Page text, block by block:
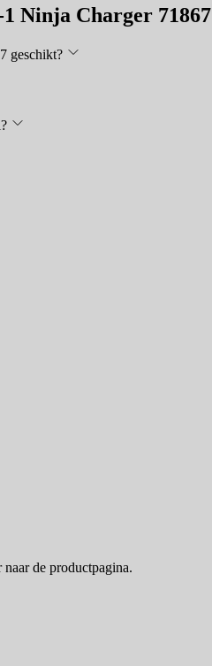
Ninja Charger 71867
geschikt?
de productpagina.